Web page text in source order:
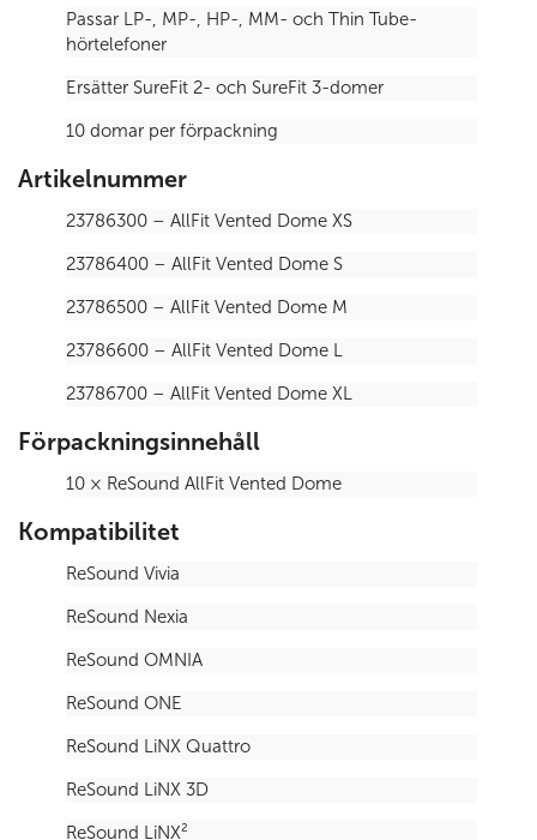
Passar LP-, MP-, HP-, MM- och Thin Tube-
hörtelefoner
Ersätter SureFit 2- och SureFit 3-domer
10 domar per förpackning
Artikelnummer
23786300 – AllFit Vented Dome XS
23786400 – AllFit Vented Dome S
23786500 – AllFit Vented Dome M
23786600 – AllFit Vented Dome L
23786700 – AllFit Vented Dome XL
Förpackningsinnehåll
10 × ReSound AllFit Vented Dome
Kompatibilitet
ReSound Vivia
ReSound Nexia
ReSound OMNIA
ReSound ONE
ReSound LiNX Quattro
ReSound LiNX 3D
ReSound LiNX²